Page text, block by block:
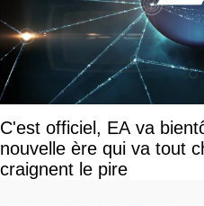
C'est officiel, EA va
nouvelle ère qui va tout
craignent le pire